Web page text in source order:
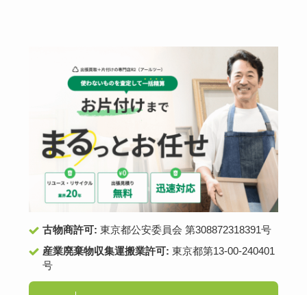
古物商許可: 東京都公安委員会 第308872318391号
産業廃棄物収集運搬業許可: 東京都第13-00-240401
号